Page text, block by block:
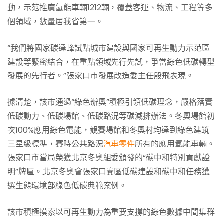
動，示范推廣氫能車輛1212輛，覆蓋客運、物流、工程等多
個領域，數量居我省第一。
“我們將國家碳達峰試點城市建設與國家可再生動力示范區
建設等緊密結合，在重點領域先行先試，爭當綠色低碳轉型
發展的先行者。”張家口市發展改造委主任殷飛表現。
據清楚，該市通過“綠色辦奧”積極引領低碳理念，嚴格落實
低碳動力、低碳場館、低碳路況等碳減排辦法。冬奧場館初
次100%應用綠色電能，競賽場館和冬奧村均達到綠色建筑
三星級標準，賽時公共路況汽車零件所有的應用氫能車輛。
張家口市當局榮獲北京冬奧組委頒發的“碳中和特別貢獻證
明”牌匾。北京冬奧會張家口賽區低碳建設和碳中和任務獲
選生態環境部綠色低碳典範案例。
該市積極摸索以可再生動力為重要支撐的綠色數據中間集群